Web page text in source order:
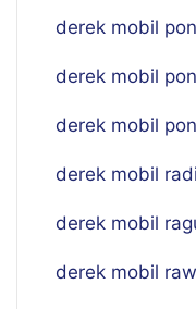
derek mobil
derek mobil
derek mobil
derek mobil
derek mobil
derek mobil